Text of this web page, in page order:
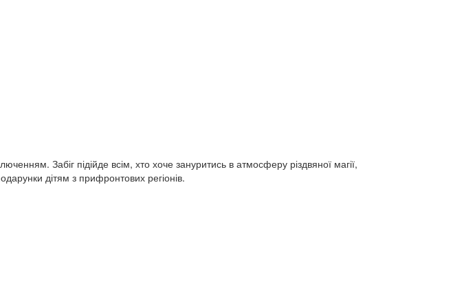
Забіг підійде всім, хто хоче зануритись в атмосферу різдвяної магії,
дітям з прифронтових регіонів.